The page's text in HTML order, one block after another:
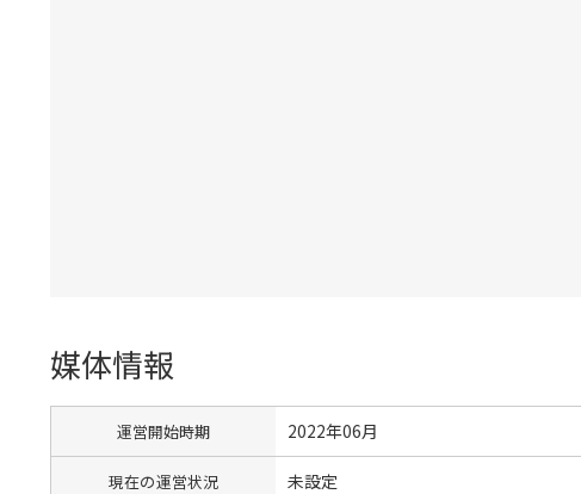
媒体情報
運営開始時期 2022年06月
現在の運営状況 未設定